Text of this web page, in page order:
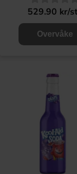
529.90 kr/
Overvåke